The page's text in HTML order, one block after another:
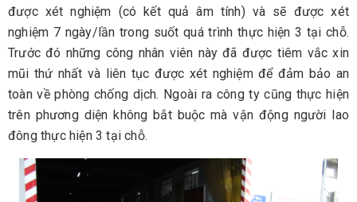
được xét nghiệm (có kết quả âm tính) và sẽ được xét
nghiệm 7 ngày/lần trong suốt quá trình thực hiện 3 tại chỗ.
Trước đó những công nhân viên này đã được tiêm vắc xin
mũi thứ nhất và liên tục được xét nghiệm để đảm bảo an
toàn về phòng chống dịch. Ngoài ra công ty cũng thực hiện
trên phương diện không bắt buộc mà vận động người lao
đông thực hiện 3 tại chỗ.